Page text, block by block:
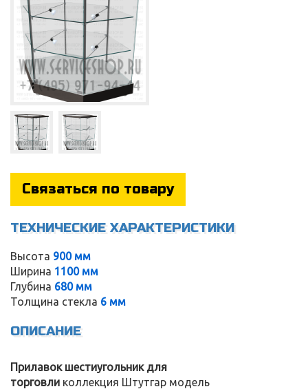
Service
Связаться по товару
ТЕХНИЧЕСКИЕ ХАРАКТЕРИСТИКИ
Высота 900 мм
Ширина 1100 мм
Глубина 680 мм
Толщина стекла 6 мм
ОПИСАНИЕ
Прилавок шестиугольник для
торговли коллекция Штутгар модель